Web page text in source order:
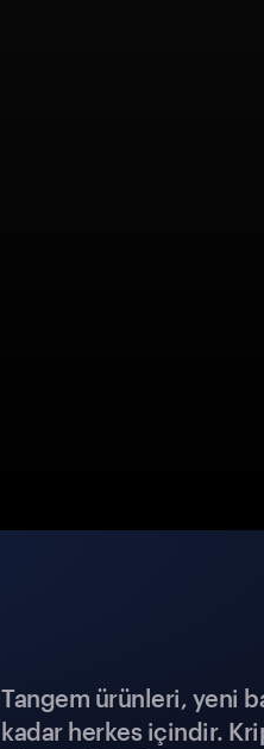
Tangem ürünleri, yeni
kadar herkes içindir.